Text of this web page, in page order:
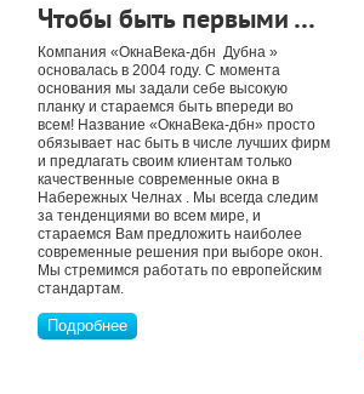
Чтобы быть первыми …
Компания «ОкнаВека-дбн Дубна »
основалась в 2004 году. С момента
основания мы задали себе высокую
планку и стараемся быть впереди во
всем! Название «ОкнаВека-дбн» просто
обязывает нас быть в числе лучших фирм
и предлагать своим клиентам только
качественные современные окна в
Набережных Челнах . Мы всегда следим
за тенденциями во всем мире, и
стараемся Вам предложить наиболее
современные решения при выборе окон.
Мы стремимся работать по европейским
стандартам.
Подробнее